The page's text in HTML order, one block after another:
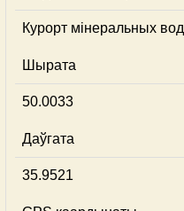
Курорт мінеральных вод
Шырата
50.0033
Даўгата
35.9521